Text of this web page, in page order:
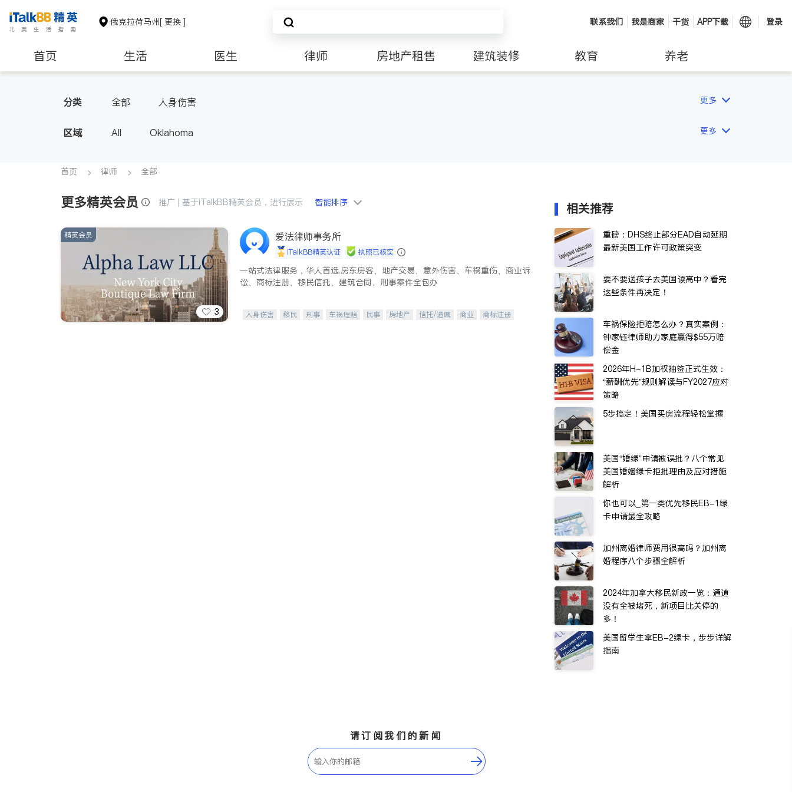
俄克拉荷马州[ 更换 ] 联系我们 我是商家 干货 APP下载 登录
首页 生活 医生 律师 房地产租售 建筑装修 教育 养老
分类 全部 人身伤害 更多
区域 All Oklahoma 更多
首页 律师 全部
更多精英会员 推广 | 基于iTalkBB精英会员，进行展示 智能排序
3
精英会员 爱法律师事务所
iTalkBB精英认证 执照已核实
一站式法律服务，华人首选.房东房客、地产交易、意外伤害、车祸重伤、商业诉
讼、商标注册、移民信托、建筑合同、刑事案件全包办
人身伤害 移民 刑事 车祸理赔 民事 房地产 信托/遗嘱 商业
商标注册
相关推荐
重磅：DHS终止部分EAD自动延期
最新美国工作许可政策突变
要不要送孩子去美国读高中？看完
这些条件再决定！
车祸保险拒赔怎么办？真实案例：
钟家钰律师助力家庭赢得$55万赔
偿金
2026年H-1B加权抽签正式生效：
“薪酬优先”规则解读与FY2027应对
策略
5步搞定！美国买房流程轻松掌握
美国“婚绿”申请被误批？八个常见
美国婚姻绿卡拒批理由及应对措施
解析
你也可以_第一类优先移民EB-1绿
卡申请最全攻略
加州离婚律师费用很高吗？加州离
婚程序八个步骤全解析
2024年加拿大移民新政一览：通道
没有全被堵死，新项目比关停的
多！
美国留学生拿EB-2绿卡，步步详解
指南
请订阅我们的新闻